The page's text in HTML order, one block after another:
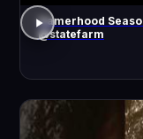
Gamerhood
@statefarm